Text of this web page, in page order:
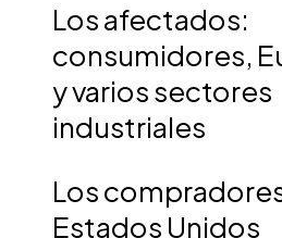
Los afectados:
consumidores,
y varios sectores
industriales
Los
Estados Unidos